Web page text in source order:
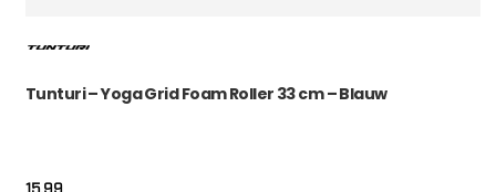
Tunturi – Yoga Grid Foam Roller 33 cm – Blauw